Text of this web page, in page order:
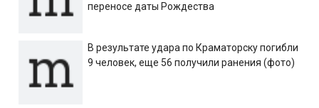
переносе даты Рождества
В результате удара по Краматорску погибли
9 человек, еще 56 получили ранения (фото)